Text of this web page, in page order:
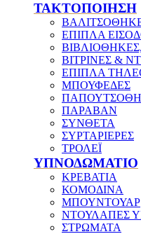
ΤΑΚΤΟΠΟΙΗΣΗ
ΕΠΙΠΛΑ
ΒΙΤΡΙΝΕΣ &
ΕΠΙΠΛΑ
ΜΠΟΥΦΕΔΕΣ
ΠΑΡΑΒΑΝ
ΣΥΝΘΕΤΑ
ΣΥΡΤΑΡΙΕΡΕΣ
ΤΡΟΛΕΪ
ΥΠΝΟΔΩΜΑΤΙΟ
ΚΡΕΒΑΤΙΑ
ΚΟΜΟΔΙΝΑ
ΜΠΟΥΝΤΟΥΑΡ
ΝΤΟΥΛΑΠΕΣ
ΣΤΡΩΜΑΤΑ